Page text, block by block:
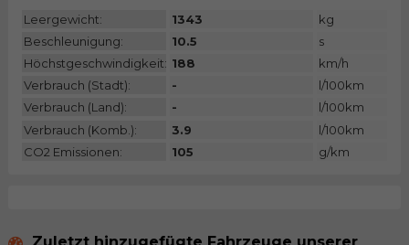
Leergewicht: 1343
kg
Beschleunigung:
10.5
s
Höchstgeschwindigkeit: 188
km/h
Verbrauch (Stadt):
-
l/100km
Verbrauch (Land):
-
l/100km
Verbrauch (Komb.):
3.9
l/100km
CO2 Emissionen:
105 g/km